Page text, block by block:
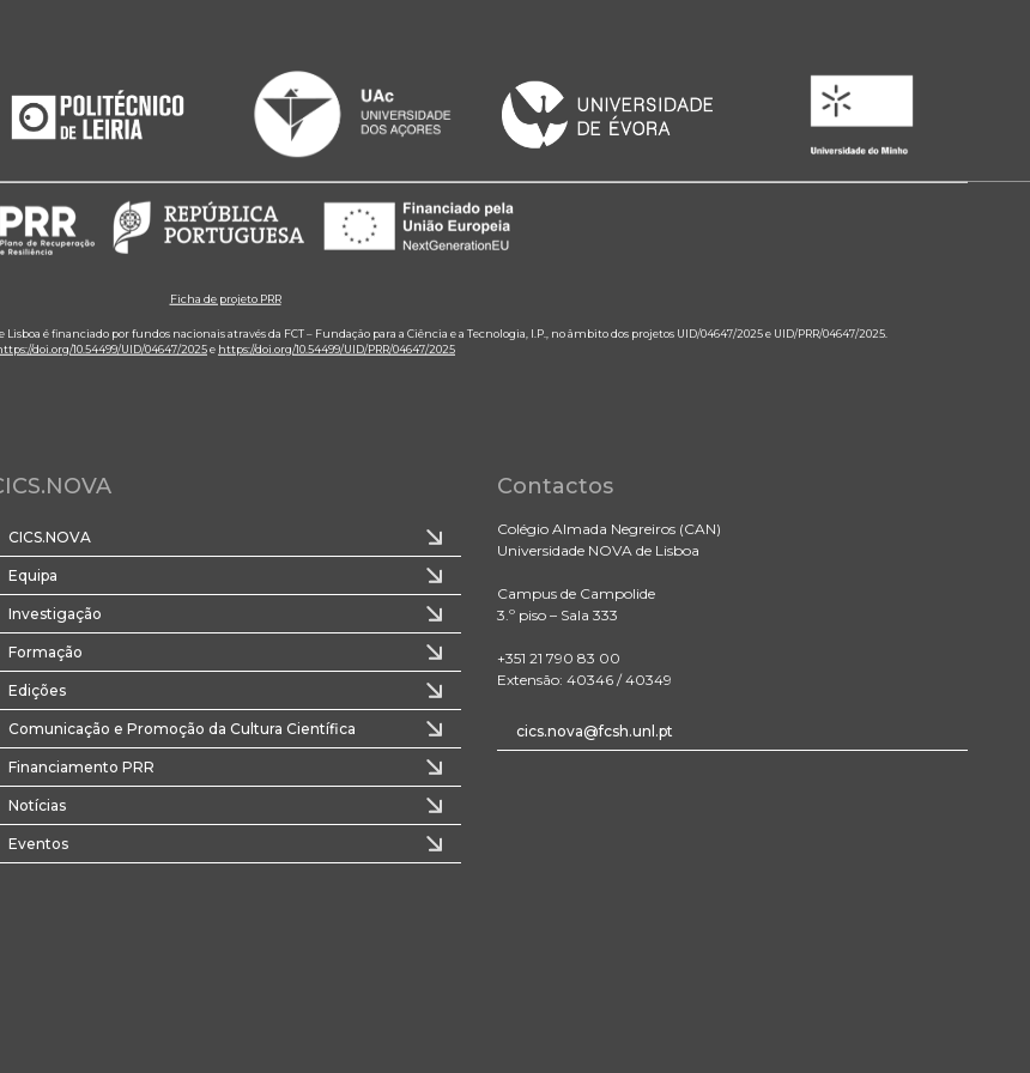
Ficha de projeto PRR
é financiado por fundos nacionais através da FCT – Fundação para a Ciência e a Tecnologia, I.P., no âmbito dos projetos UID/04647/2025 e UID/PRR/04647/2025.
doi.org/10.54499/UID/04647/2025e https://doi.org/10.54499/UID/PRR/04647/2025
CICS.NOVA
Equipa
Investigação
Formação
Edições
Comunicação e Promoção da Cultura Científica
Financiamento PRR
Notícias
Eventos
Contactos
Colégio Almada Negreiros (CAN)
Universidade NOVA de Lisboa
Campus de Campolide
3.º piso – Sala 333
+351 21 790 83 00
Extensão: 40346 / 40349
cics.nova@fcsh.unl.pt